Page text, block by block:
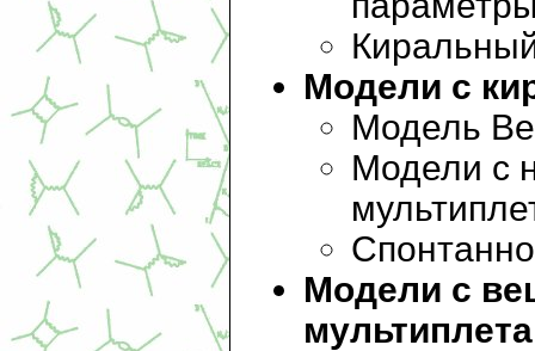
Модели с
Модель
Модели с
Модели с